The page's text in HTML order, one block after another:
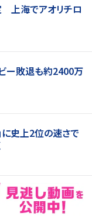
上海でアオリチロ
ー敗退も約2400万
に史上2位の速さで